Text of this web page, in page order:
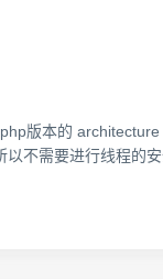
版本的
不需要进行线程的